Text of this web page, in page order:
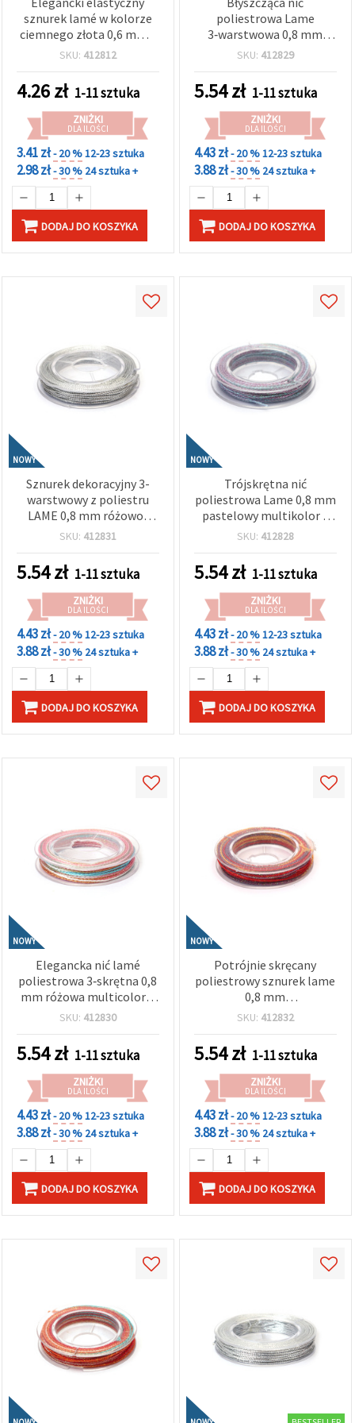
Ustawieniach,
wybierając
dany typ
przycisk
Akceptuj
wszystkie
Ustawienia
sznurek lamé w kolorze
ciemnego złota 0,6 mm –
błyszcząca, rozciągliwa
rękodzieła i DIY, rolka ok.
10 m
SKU: 412812
4.26zł 1-11 sztuka
ZNIŻKI
DLA ILOŚCI
3.41 zł- 20 %12-23 sztuka
2.98 zł- 30 % 24 sztuka +
DODAJ DO KOSZYKA
poliestrowa Lame
3‑warstwowa 0,8 mm
niebieska multicolor –
dekoracyjny do rękodzieła
i hobby, rolka ok. 10 m
SKU: 412829
5.54zł 1-11 sztuka
ZNIŻKI
DLA ILOŚCI
4.43 zł- 20 %12-23 sztuka
3.88 zł- 30 % 24 sztuka +
DODAJ DO KOSZYKA
NOWY
Sznurek dekoracyjny 3-
warstwowy z poliestru
LAME 0,8 mm różowo-
niebieski multikolor –
rękodzieła i prac
plastycznych, rolka ok. 10
m
SKU: 412831
5.54zł 1-11 sztuka
ZNIŻKI
DLA ILOŚCI
4.43 zł- 20 %12-23 sztuka
3.88 zł- 30 % 24 sztuka +
DODAJ DO KOSZYKA
NOWY
Trójskrętna nić
poliestrowa Lame 0,8 mm
pastelowy multikolor –
błyszczący, delikatny
rękodzieła i robótek, ok.
10 m rolka
SKU: 412828
5.54zł 1-11 sztuka
ZNIŻKI
DLA ILOŚCI
4.43 zł- 20 %12-23 sztuka
3.88 zł- 30 % 24 sztuka +
DODAJ DO KOSZYKA
NOWY
Elegancka nić lamé
poliestrowa 3‑skrętna 0,8
mm różowa multicolor –
błyszczący, miękki
rękodzieła, ok. 10 m rolka
SKU: 412830
5.54zł 1-11 sztuka
ZNIŻKI
DLA ILOŚCI
4.43 zł- 20 %12-23 sztuka
3.88 zł- 30 % 24 sztuka +
DODAJ DO KOSZYKA
NOWY
Potrójnie skręcany
poliestrowy sznurek lame
0,8 mm
pomarańczowo‑fioletowy
mocny i dekoracyjny do
rękodzieła, ok. 10 m rolka
SKU: 412832
5.54zł 1-11 sztuka
ZNIŻKI
DLA ILOŚCI
4.43 zł- 20 %12-23 sztuka
3.88 zł- 30 % 24 sztuka +
DODAJ DO KOSZYKA